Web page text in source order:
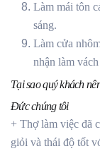
Làm mái tôn
sáng.
Làm cửa
nhận làm
Tại sao quý khách
Đức chúng tôi
+ Thợ làm việc đã
giỏi và thái độ tốt